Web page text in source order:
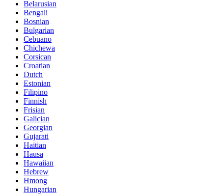
Belarusian
Bengali
Bosnian
Bulgarian
Cebuano
Chichewa
Corsican
Croatian
Dutch
Estonian
Filipino
Finnish
Frisian
Galician
Georgian
Gujarati
Haitian
Hausa
Hawaiian
Hebrew
Hmong
Hungarian